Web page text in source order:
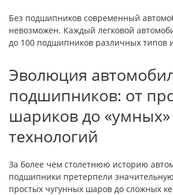
Без подшипников современный
невозможен. Каждый легковой
до 100 подшипников различных типов
Эволюция
подшипников: от
шариков до «умных»
технологий
За более чем столетнюю историю
подшипники претерпели
простых чугунных шаров до сложных